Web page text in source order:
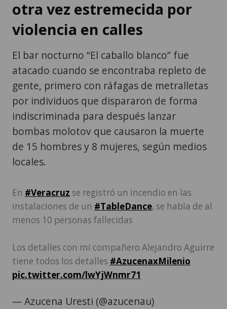
otra vez estremecida por
violencia en calles
El bar nocturno “El caballo blanco” fue
atacado cuando se encontraba repleto de
gente, primero con ráfagas de metralletas
por individuos que dispararon de forma
indiscriminada para después lanzar
bombas molotov que causaron la muerte
de 15 hombres y 8 mujeres, según medios
locales.
En #Veracruz se registró un incendio en las
instalaciones de un #TableDance, se habla de al
menos 10 personas fallecidas
Los detalles con mi compañero Alejandro Aguirre
tiene todos los detalles #AzucenaxMilenio
pic.twitter.com/lwYjWnmr71
— Azucena Uresti (@azucenau)